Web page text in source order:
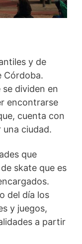
y de
Córdoba.
dividen en
encontrarse
cuenta con
ciudad.
que
skate que es
del día los
y juegos,
a partir